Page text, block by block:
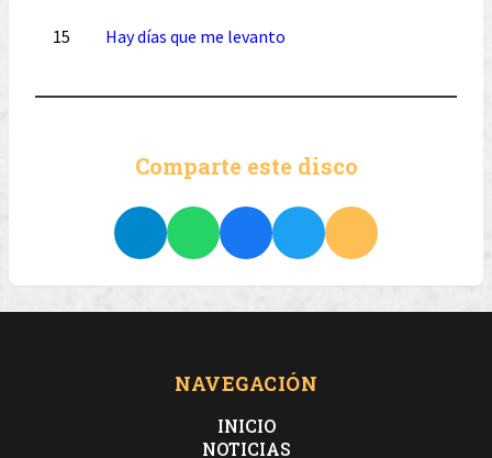
15 Hay días que me levanto
Comparte este disco
NAVEGACIÓN
INICIO
NOTICIAS